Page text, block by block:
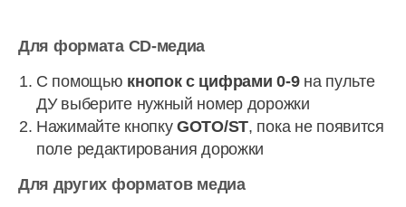
Для формата CD-медиа
С помощью кнопок с цифрами 0-9на пульте
ДУ выберите нужный номер дорожки
Нажимайте кнопкуGOTO/ST, пока не появится
поле редактирования дорожки
Для других форматов медиа